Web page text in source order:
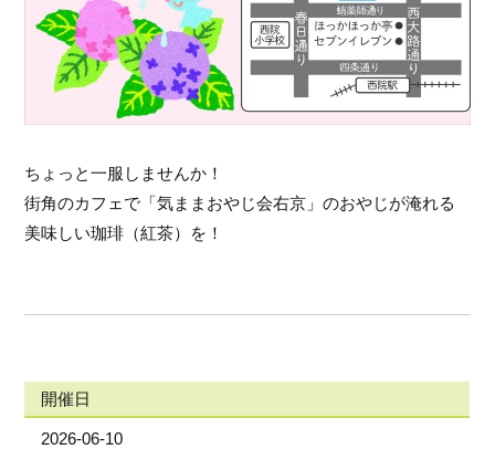
ちょっと一服しませんか！
街角のカフェで「気ままおやじ会右京」のおやじが淹れる
美味しい珈琲（紅茶）を！
開催日
2026-06-10